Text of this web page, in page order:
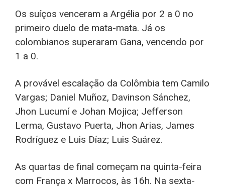
Os suíços venceram a Argélia por 2 a 0 no
primeiro duelo de mata-mata. Já os
colombianos superaram Gana, vencendo por
1 a 0.
A provável escalação da Colômbia tem Camilo
Vargas; Daniel Muñoz, Davinson Sánchez,
Jhon Lucumí e Johan Mojica; Jefferson
Lerma, Gustavo Puerta, Jhon Arias, James
Rodríguez e Luis Díaz; Luis Suárez.
As quartas de final começam na quinta-feira
com França x Marrocos, às 16h. Na sexta-